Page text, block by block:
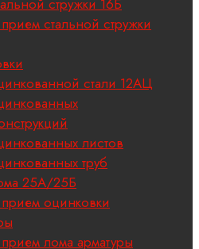
стальной стружки
стали 12АЦ
листов
труб
25А/25Б
оцинковки
лома арматуры